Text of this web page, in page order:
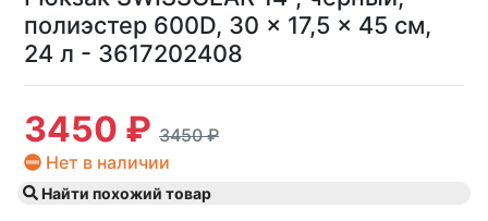
полиэстер 600D, 30 x 17,5 x 45 см,
24 л - 3617202408
3450 ₽ 3450 ₽
Нет в наличии
Найти похожий товар